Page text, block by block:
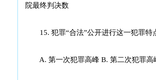
院最终判决数
15. 犯罪“合法”公开进行这一犯罪特
A. 第一次犯罪高峰 B. 第二次犯罪高